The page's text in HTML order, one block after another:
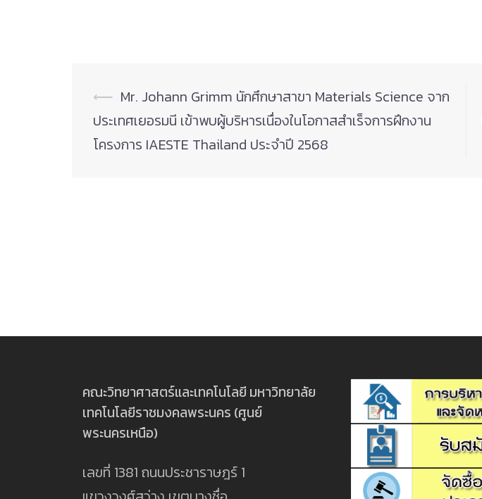
Post
navigation
⟵ Mr. Johann Grimm นักศึกษาสาขา Materials Science จาก
ประเทศเยอรมนี เข้าพบผู้บริหารเนื่องในโอกาสสำเร็จการฝึกงาน
โครงการ IAESTE Thailand ประจำปี 2568
คณะวิทยาศาสตร์และเทคโนโลยี มหาวิทยาลัย
เทคโนโลยีราชมงคลพระนคร (ศูนย์
พระนครเหนือ)
เลขที่ 1381 ถนนประชาราษฎร์ 1